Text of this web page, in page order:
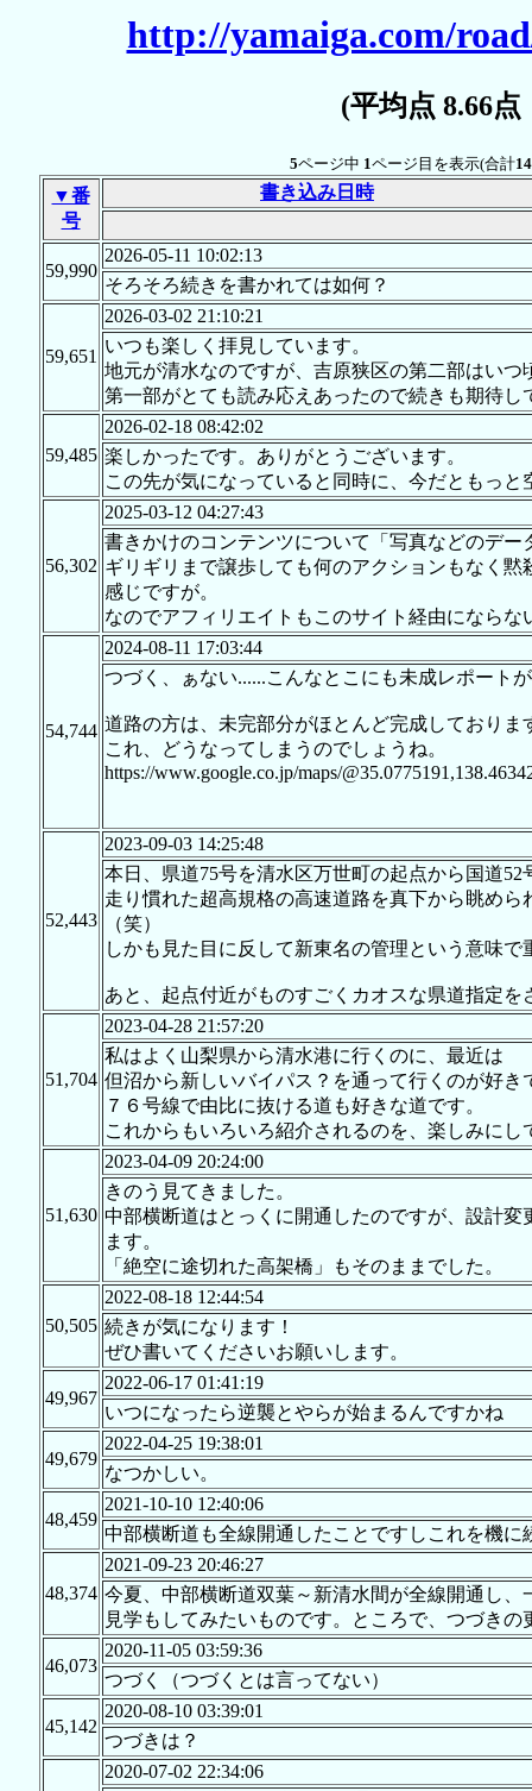
http://yamaiga.com/
(平均点 8.66
5ページ中 1ページ目を表示(合計
▼番
号
書き込み日時
59,990
2026-05-11 10:02:13
そろそろ続きを書かれては如何？
59,651
2026-03-02 21:10:21
いつも楽しく拝見しています。
地元が清水なのですが、吉原狭区の第二部はいつ
第一部がとても読み応えあったので続きも期待し
59,485
2026-02-18 08:42:02
楽しかったです。ありがとうございます。
この先が気になっていると同時に、今だともっ
56,302
2025-03-12 04:27:43
書きかけのコンテンツについて「写真などのデ
ギリギリまで譲歩しても何のアクションもなく
感じですが。
なのでアフィリエイトもこのサイト経由になら
54,744
2024-08-11 17:03:44
つづく、ぁない......こんなとこにも未成レポート
道路の方は、未完部分がほとんど完成しており
これ、どうなってしまうのでしょうね。
https://www.google.co.jp/maps/
52,443
2023-09-03 14:25:48
本日、県道75号を清水区万世町の起点から国道
走り慣れた超高規格の高速道路を真下から眺め
（笑）
しかも見た目に反して新東名の管理という意味
あと、起点付近がものすごくカオスな県道指定
51,704
2023-04-28 21:57:20
私はよく山梨県から清水港に行くのに、最近は
但沼から新しいバイパス？を通って行くのが好き
７６号線で由比に抜ける道も好きな道です。
これからもいろいろ紹介されるのを、楽しみにし
51,630
2023-04-09 20:24:00
きのう見てきました。
中部横断道はとっくに開通したのですが、設計
ます。
「絶空に途切れた高架橋」もそのままでした。
50,505
2022-08-18 12:44:54
続きが気になります！
ぜひ書いてくださいお願いします。
49,967
2022-06-17 01:41:19
いつになったら逆襲とやらが始まるんですかね
49,679
2022-04-25 19:38:01
なつかしい。
48,459
2021-10-10 12:40:06
中部横断道も全線開通したことですしこれを機に
48,374
2021-09-23 20:46:27
今夏、中部横断道双葉～新清水間が全線開通し
見学もしてみたいものです。ところで、つづき
46,073
2020-11-05 03:59:36
つづく（つづくとは言ってない）
45,142
2020-08-10 03:39:01
つづきは？
2020-07-02 22:34:06